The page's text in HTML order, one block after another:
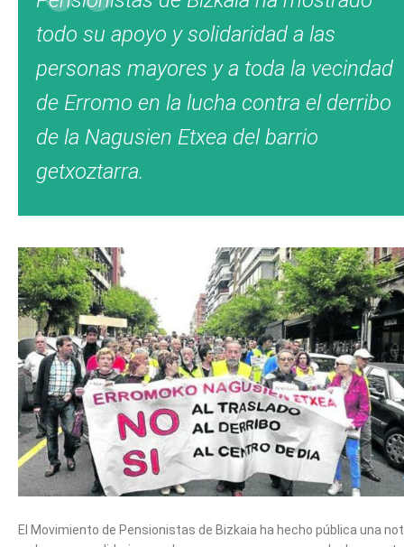
todo su apoyo y solidaridad a las
personas mayores y a toda la vecindad
de Erromo en la lucha contra el derribo
de la Nagusien Etxea del barrio
getxoztarra.
El Movimiento de Pensionistas de Bizkaia ha hecho pública una